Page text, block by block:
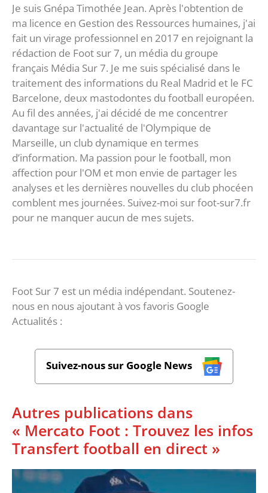
Je suis Gnépa Timothée Jean. Après l'obtention de
ma licence en Gestion des Ressources humaines, j'ai
fait un virage professionnel en 2017 en rejoignant la
rédaction de Foot sur 7, un média du groupe
français Média Sur 7. Je me suis spécialisé dans le
traitement des informations du Real Madrid et le FC
Barcelone, deux mastodontes du football européen.
Au fil des années, j'ai décidé de me concentrer
davantage sur l'actualité de l'Olympique de
Marseille, un club dynamique en termes
d’information. Ma passion pour le football, mon
affection pour l'OM et mon envie de partager les
analyses et les dernières nouvelles du club phocéen
comblent mes journées. Suivez-moi sur foot-sur7.fr
pour ne manquer aucun de mes sujets.
Foot Sur 7 est un média indépendant. Soutenez-
nous en nous ajoutant à vos favoris Google
Actualités :
Suivez-nous sur Google News
Autres publications dans
« Mercato Foot : Trouvez les infos
Transfert football en direct »